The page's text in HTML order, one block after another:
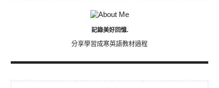
記錄美好回憶.
分享學習成寒英語教材過程